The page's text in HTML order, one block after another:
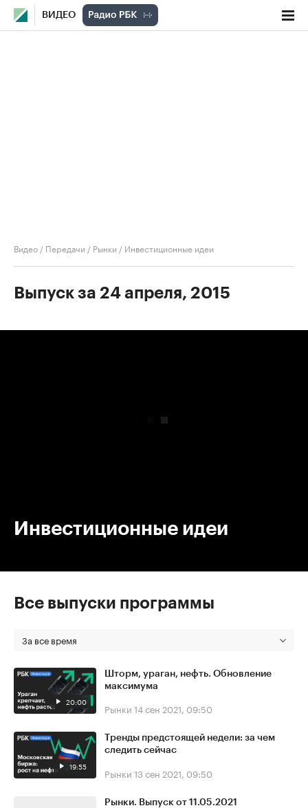
ВИДЕО
Видео / Передачи / Рынки / Инвестиционные идеи
Выпуск за 24 апреля, 2015
Инвестиционные идеи
Все выпуски программы
За все время
20:00
Шторм, ураган, нефть. Обновление
максимума
Рынки 14 сен 2021, 09:50
19:55
Тренды предстоящей недели: за чем
следить сейчас
Рынки 13 сен 2021, 09:50
Рынки. Выпуск от 11.05.2021